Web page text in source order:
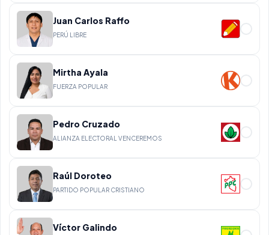
Juan Carlos Raffo
PERÚ LIBRE
Mirtha Ayala
FUERZA POPULAR
Pedro Cruzado
ALIANZA ELECTORAL VENCEREMOS
Raúl Doroteo
PARTIDO POPULAR CRISTIANO
Víctor Galindo